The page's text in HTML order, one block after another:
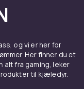
og vi er her for
Her finner du et
alt fra gaming, leker
til kjæledyr.